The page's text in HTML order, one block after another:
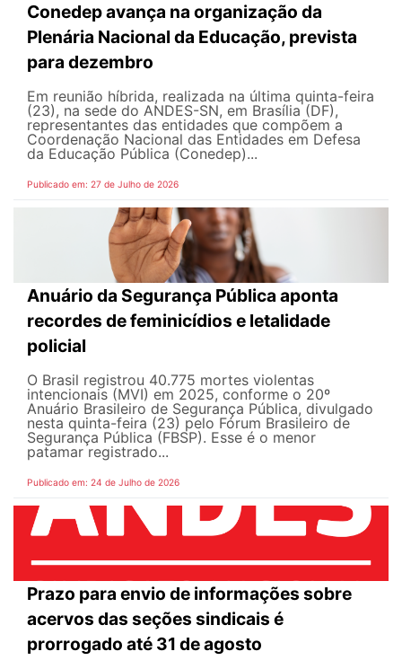
Conedep avança na organização da
Plenária Nacional da Educação, prevista
para dezembro
Em reunião híbrida, realizada na última quinta-feira
(23), na sede do ANDES-SN, em Brasília (DF),
representantes das entidades que compõem a
Coordenação Nacional das Entidades em Defesa
da Educação Pública (Conedep)...
Publicado em: 27 de Julho de 2026
Anuário da Segurança Pública aponta
recordes de feminicídios e letalidade
policial
O Brasil registrou 40.775 mortes violentas
intencionais (MVI) em 2025, conforme o 20º
Anuário Brasileiro de Segurança Pública, divulgado
nesta quinta-feira (23) pelo Fórum Brasileiro de
Segurança Pública (FBSP). Esse é o menor
patamar registrado...
Publicado em: 24 de Julho de 2026
Prazo para envio de informações sobre
acervos das seções sindicais é
prorrogado até 31 de agosto